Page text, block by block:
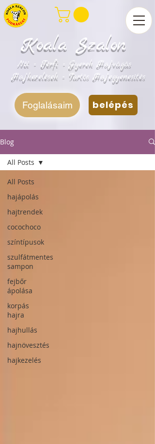
Koala Szalon
Női - Férfi - Gyerek Hajvágás
Hajkezelések - Tartós Hajegyenesítés
Foglalásaim belépés
Blog
All Posts
hajápolás
hajtrendek
cocochoco
színtípusok
szulfátmentes
sampon
fejbőr
ápolása
korpás
hajra
hajhullás
hajnövesztés
hajkezelés
All Posts